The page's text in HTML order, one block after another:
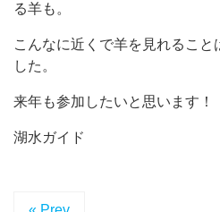
る羊も。
こんなに近くで羊を見れるこ
した。
来年も参加したいと思います！
湖水ガイド